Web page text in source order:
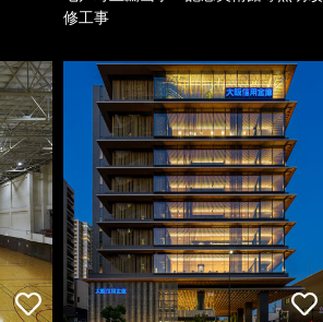
修工事